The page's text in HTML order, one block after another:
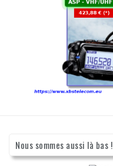
Nous sommes aussi là bas !